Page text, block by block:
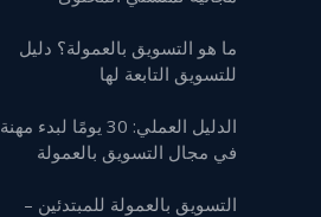
ما هو التسويق بالعمولة؟ دليل
للتسويق التابعة لها
الدليل العملي: 30 يومًا لبدء مهنة
في مجال التسويق بالعمولة
التسويق بالعمولة للمبتدئين –